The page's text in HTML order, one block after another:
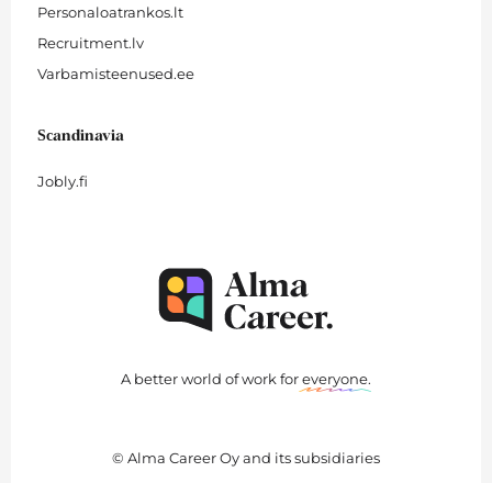
Personaloatrankos.lt
Recruitment.lv
Varbamisteenused.ee
Scandinavia
Jobly.fi
A better world of work foreveryone.
© Alma Career Oy and its subsidiaries